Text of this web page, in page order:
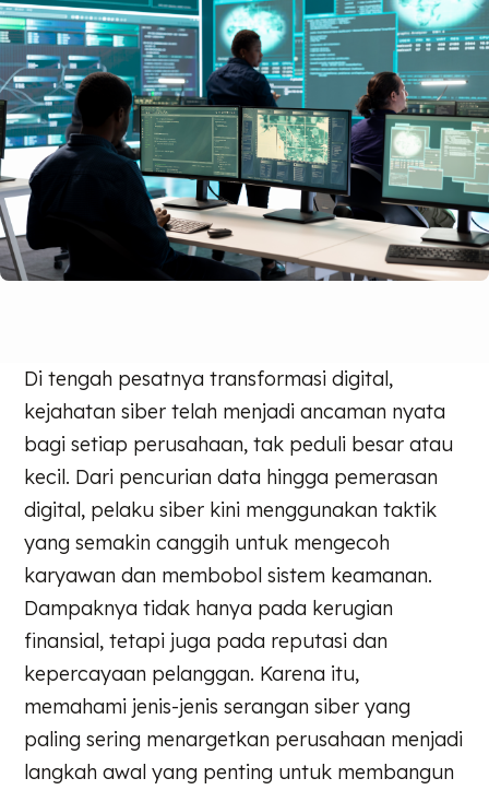
Di tengah pesatnya transformasi digital,
kejahatan siber telah menjadi ancaman nyata
bagi setiap perusahaan, tak peduli besar atau
kecil. Dari pencurian data hingga pemerasan
digital, pelaku siber kini menggunakan taktik
yang semakin canggih untuk mengecoh
karyawan dan membobol sistem keamanan.
Dampaknya tidak hanya pada kerugian
finansial, tetapi juga pada reputasi dan
kepercayaan pelanggan. Karena itu,
memahami jenis-jenis serangan siber yang
paling sering menargetkan perusahaan menjadi
langkah awal yang penting untuk membangun